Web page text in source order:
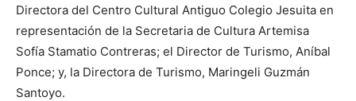
Directora del Centro Cultural Antiguo Colegio Jesuita en
representación de la Secretaria de Cultura Artemisa
Sofía Stamatio Contreras; el Director de Turismo, Aníbal
Ponce; y, la Directora de Turismo, Maringeli Guzmán
Santoyo.